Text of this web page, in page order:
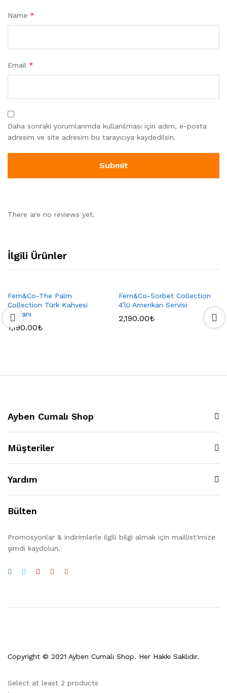
Name *
Email *
Daha sonraki yorumlarımda kullanılması için adım, e-posta
adresim ve site adresim bu tarayıcıya kaydedilsin.
There are no reviews yet.
İlgili Ürünler
Fern&Co-The Palm
Collection Türk Kahvesi
Fincanı
1,190.00₺
Fern&Co-Sorbet Collection
4’lü Amerikan Servisi
2,190.00₺
Ayben Cumalı Shop
Müşteriler
Yardım
Bülten
Promosyonlar & indirimlerle ilgili bilgi almak için maillist'imize
şimdi kaydolun.
Copyright © 2021 Ayben Cumalı Shop. Her Hakkı Saklıdır.
Select at least 2 products